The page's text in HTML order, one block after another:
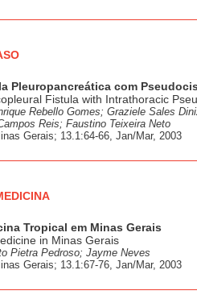
Pleuropancreática com
Fistula with Intrathoracic
Rebello Gomes; Graziele Sales
Reis; Faustino Teixeira Neto
Gerais; 13.1:64-66, Jan/Mar, 2003
Tropical em Minas Gerais
in Minas Gerais
Pietra Pedroso; Jayme Neves
Gerais; 13.1:67-76, Jan/Mar, 2003